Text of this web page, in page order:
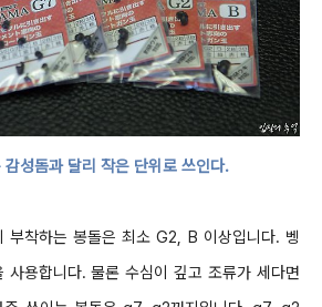
감성돔과 달리 작은 단위로 쓰인다.
부착하는 봉돌은 최소G2, B 이상입니다. 벵
사용합니다.물론 수심이 깊고 조류가 세다면